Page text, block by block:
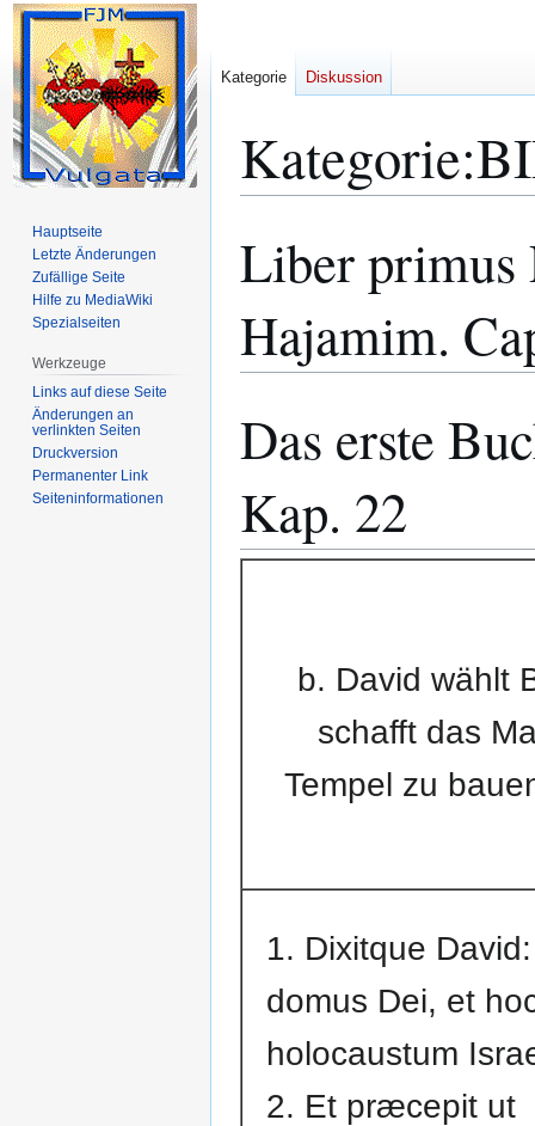
Kategorie:
Navigation
Suche
Liber primus
Hajamim.
Das erste
Kap. 22
b. David wählt
schafft das
Tempel zu
1. Dixitque
domus Dei, et
holocaustum
2. Et præcepit ut
Kategorie Diskussion
Hauptseite
Letzte Änderungen
Zufällige Seite
Hilfe zu MediaWiki
Spezialseiten
Werkzeuge
Links auf diese Seite
Änderungen an
verlinkten Seiten
Druckversion
Permanenter Link
Seiten­­informationen